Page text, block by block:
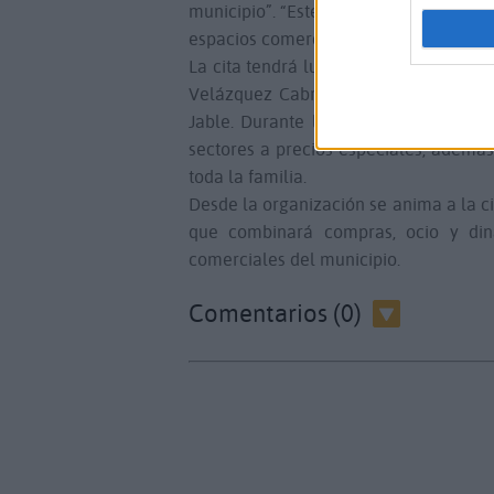
municipio”. “Este tipo de eventos no
espacios comerciales en lugares más
La cita tendrá lugar el próximo 15 de
Velázquez Cabrera y Nuestra
Jable. Durante la jornada, vecinos,
sectores a precios especiales,
toda la familia.
Desde la organización se anima a la
que combinará compras, ocio y
comerciales del municipio.
Comentarios (0)